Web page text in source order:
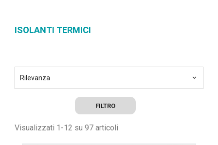
ISOLANTI TERMICI
Rilevanza keyboard_arrow_down
FILTRO
Visualizzati 1-12 su 97 articoli